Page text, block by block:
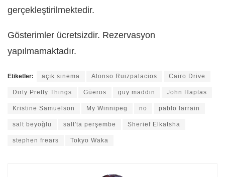
gerçekleştirilmektedir.
Gösterimler ücretsizdir. Rezervasyon
yapılmamaktadır.
Etiketler: açık sinema Alonso Ruizpalacios Cairo Drive
Dirty Pretty Things Güeros guy maddin John Haptas
Kristine Samuelson My Winnipeg no pablo larrain
salt beyoğlu salt'ta perşembe Sherief Elkatsha
stephen frears Tokyo Waka